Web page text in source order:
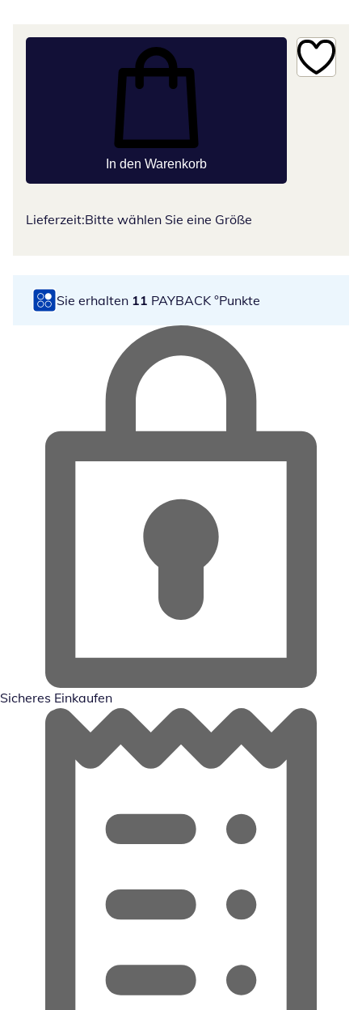
In den Warenkorb
Lieferzeit:Bitte wählen Sie eine Größe
Sie erhalten 11 PAYBACK °Punkte
Sicheres Einkaufen